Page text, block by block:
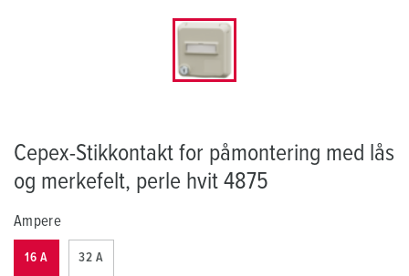
Cepex-Stikkontakt for påmontering med lås
og merkefelt, perle hvit 4875
Ampere
16 A 32 A